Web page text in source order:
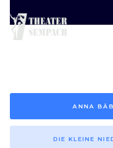
Saison
ANNA
DIE KLEINE